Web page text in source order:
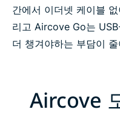
간에서 이더넷 케이블
리고 Aircove Go는
더 챙겨야하는 부담이
Aircove